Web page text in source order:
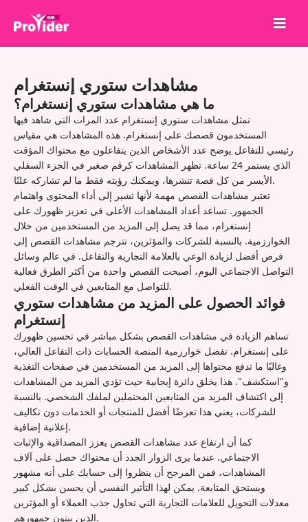
من نحن
تسجيل الدخول
إنشاء حساب
الخدمات
API
الشروط
مدونة
مشاهدات ستوري إنستغرام
ما هي مشاهدات ستوري إنستغرام؟
تمثل مشاهدات ستوري إنستغرام عدد المرات التي شاهد فيها
المستخدمون قصصك على إنستغرام. هذه المشاهدات هي مقياس
رئيسي للتفاعل يوضح عدد الأشخاص الذين يتفاعلون مع محتواك المؤقت
الذي يستمر 24 ساعة. تظهر المشاهدات كرقم صغير في الجزء السفلي
الأيسر من كل قصة تنشرها، ويمكنك رؤيته فقط ما لم تشاركه علنًا.
تعتبر مشاهدات القصص مهمة لأنها تشير إلى أداء المحتوى واهتمام
الجمهور. تساعد أعداد المشاهدات الأعلى في تعزيز ظهورك على
إنستغرام، مما قد يصل إلى المزيد من المستخدمين من خلال
الخوارزمية. بالنسبة للشركات والمؤثرين، تترجم مشاهدات القصص إلى
فرص أفضل لزيادة الوعي بالعلامة التجارية والتفاعل. في عالم وسائل
التواصل الاجتماعي اليوم، أصبحت القصص واحدة من أكثر الطرق فعالية
للتواصل مع المتابعين في الوقت الفعلي.
فوائد الحصول على المزيد من مشاهدات ستوري
إنستغرام
تساهم الزيادة في مشاهدات القصص بشكل مباشر في تحسين ظهورك
على إنستغرام. تفضل خوارزمية المنصة الحسابات ذات التفاعل العالي،
وغالبًا ما تدفع محتواها إلى المزيد من المستخدمين في صفحات التغذية
و"استكشف". هذا يخلق دائرة إيجابية حيث تؤدي المزيد من المشاهدات
إلى اكتشاف المزيد من المتابعين المحتملين لملفك الشخصي. بالنسبة
للشركات، يعني هذا تعرضًا أفضل للمنتجات أو الخدمات دون تكاليف
إعلانية إضافية.
كما أن ارتفاع عدد مشاهدات القصص يعزز المصداقية والإثبات
الاجتماعي. عندما يرى الزوار الجدد أن محتواك حصل على آلاف
المشاهدات، فمن المرجح أن ينظروا إلى حسابك على أنه مشهور
ويستحق المتابعة. يمكن لهذا التأثير النفسي أن يحسن بشكل كبير
معدلات التحويل للعلامات التجارية التي تحاول جذب العملاء أو المؤثرين
الذين يبنون جمهورهم.